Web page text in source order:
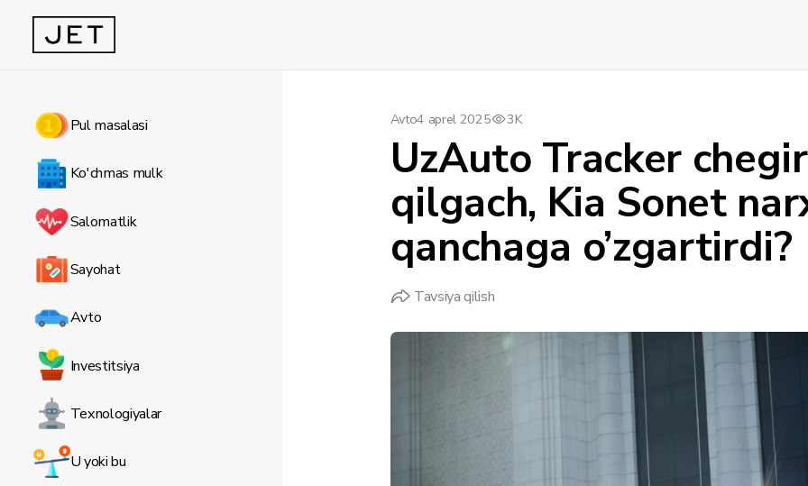
Pul masalasi
Ko'chmas mulk
Salomatlik
Sayohat
Avto
Investitsiya
Texnologiyalar
U yoki bu
Avto4 aprel 2025 3K
UzAuto Tracker
qilgach, Kia Sonet
qanchaga o’zgartirdi?
Tavsiya qilish